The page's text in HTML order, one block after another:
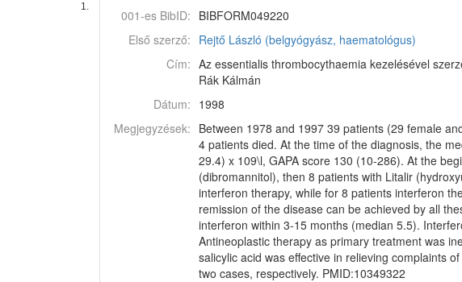
1.
001-es BibID: BIBFORM049220
Első szerző: Rejtő László (belgyógyász, haematológus)
Cím: Az essentialis thrombocythaemia kezelésével
Rák Kálmán
Dátum: 1998
Megjegyzések: Between 1978 and 1997 39 patients (29 female
4 patients died. At the time of the diagnosis, the
29.4) x 109\l, GAPA score 130 (10-286). At the
(dibromannitol), then 8 patients with Litalir
interferon therapy, while for 8 patients interferon
remission of the disease can be achieved by all
interferon within 3-15 months (median 5.5).
Antineoplastic therapy as primary treatment was
salicylic acid was effective in relieving complaints
two cases, respectively. PMID:10349322